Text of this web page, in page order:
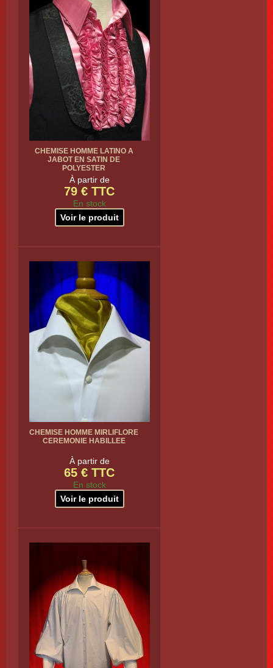
CHEMISE HOMME LATINO A
JABOT EN SATIN DE
POLYESTER
À partir de
79 € TTC
En stock
Voir le produit
CHEMISE HOMME MIRLIFLORE
CEREMONIE HABILLEE
À partir de
65 € TTC
En stock
Voir le produit